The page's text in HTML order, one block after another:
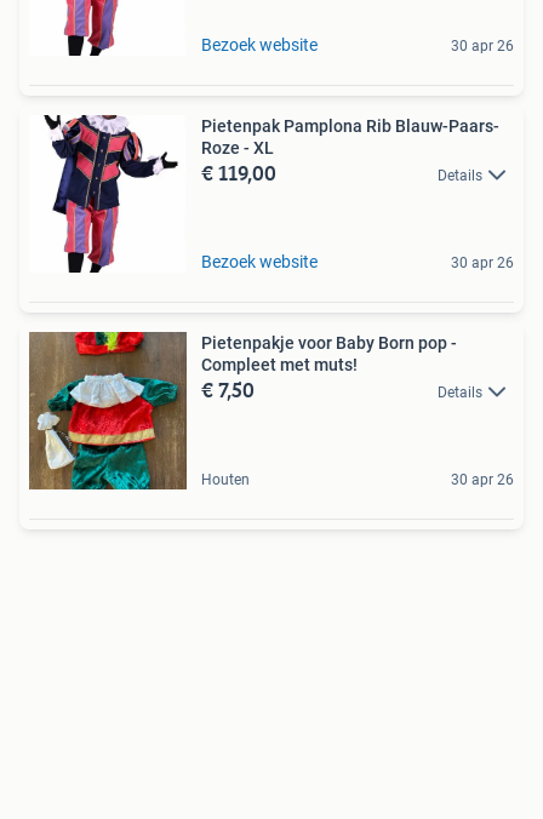
Bezoek website 30 apr 26
Pietenpak Pamplona Rib Blauw-Paars-
Roze - XL
€ 119,00 Details
Bezoek website 30 apr 26
Pietenpakje voor Baby Born pop -
Compleet met muts!
€ 7,50 Details
Houten 30 apr 26